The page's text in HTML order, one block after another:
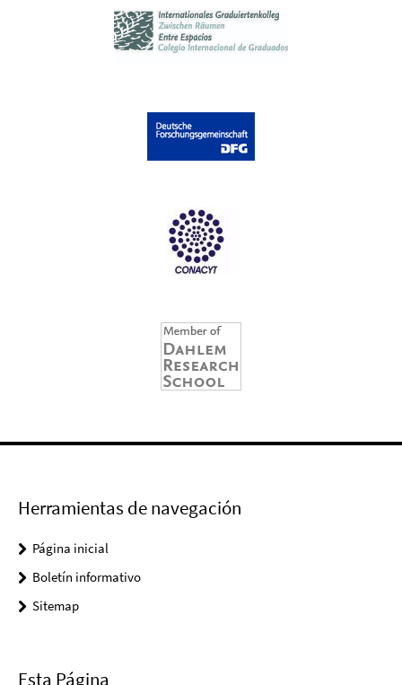
Herramientas de navegación
Página inicial
Boletín informativo
Sitemap
Esta Página